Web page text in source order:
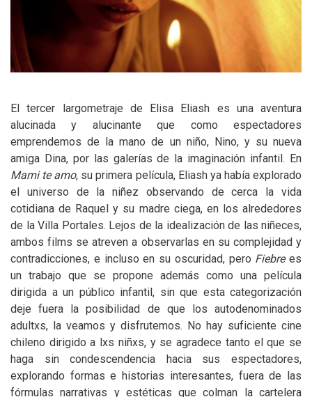
El tercer largometraje de Elisa Eliash es una aventura
alucinada y alucinante que como espectadores
emprendemos de la mano de un niño, Nino, y su nueva
amiga Dina, por las galerías de la imaginación infantil. En
Mami te amo, su primera película, Eliash ya había explorado
el universo de la niñez observando de cerca la vida
cotidiana de Raquel y su madre ciega, en los alrededores
de la Villa Portales. Lejos de la idealización de las niñeces,
ambos films se atreven a observarlas en su complejidad y
contradicciones, e incluso en su oscuridad, pero Fiebrees
un trabajo que se propone además como una película
dirigida a un público infantil, sin que esta categorización
deje fuera la posibilidad de que los autodenominados
adultxs, la veamos y disfrutemos. No hay suficiente cine
chileno dirigido a lxs niñxs, y se agradece tanto el que se
haga sin condescendencia hacia sus espectadores,
explorando formas e historias interesantes, fuera de las
fórmulas narrativas y estéticas que colman la cartelera